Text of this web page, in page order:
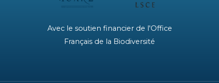
Avec le soutien financier de l'Office
Français de la Biodiversité